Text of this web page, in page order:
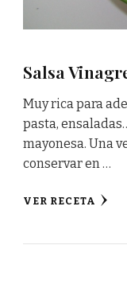
Salsa
Muy rica para
pasta,
mayonesa. Una
conservar en …
VER RECETA